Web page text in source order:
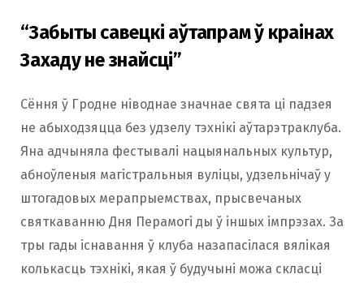
“Забыты савецкі аўтапрам ў краінах
Захаду не знайсці”
Сёння ў Гродне ніводнае значнае свята ці падзея
не абыходзяцца без удзелу тэхнікі аўтарэтраклуба.
Яна адчыняла фестывалі нацыянальных культур,
абноўленыя магістральныя вуліцы, удзельнічаў у
штогадовых мерапрыемствах, прысвечаных
святкаванню Дня Перамогі ды ў іншых імпрэзах. За
тры гады існавання ў клуба назапасілася вялікая
колькасць тэхнікі, якая ў будучыні можа скласці